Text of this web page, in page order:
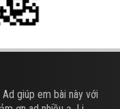
Ad giúp em bài này với